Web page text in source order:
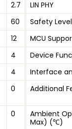
2.7
60
12
4
4
0
0
LIN PHY
Safety Level
MCU
Device
Interface
Additional
Ambient
Max) (℃)